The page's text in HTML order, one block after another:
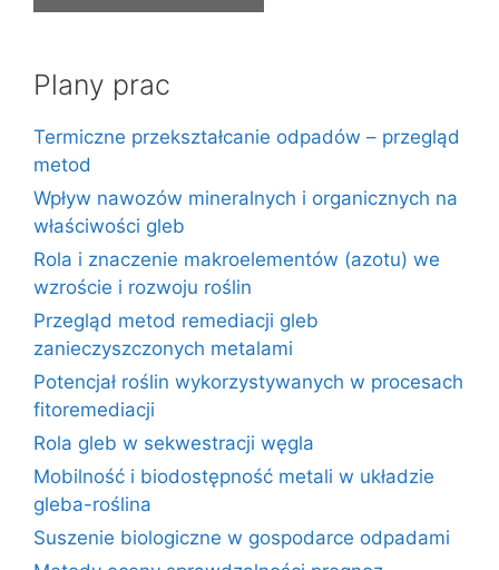
Plany prac
Termiczne przekształcanie odpadów – przegląd
metod
Wpływ nawozów mineralnych i organicznych na
właściwości gleb
Rola i znaczenie makroelementów (azotu) we
wzroście i rozwoju roślin
Przegląd metod remediacji gleb
zanieczyszczonych metalami
Potencjał roślin wykorzystywanych w procesach
fitoremediacji
Rola gleb w sekwestracji węgla
Mobilność i biodostępność metali w układzie
gleba-roślina
Suszenie biologiczne w gospodarce odpadami